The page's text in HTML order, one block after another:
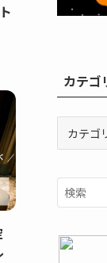
カテゴ
リ
ー